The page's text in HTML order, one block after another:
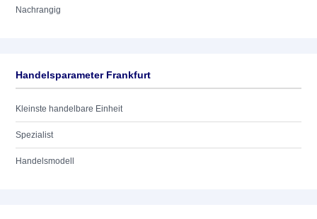
Nachrangig
Handelsparameter Frankfurt
Kleinste handelbare Einheit
Spezialist
Handelsmodell